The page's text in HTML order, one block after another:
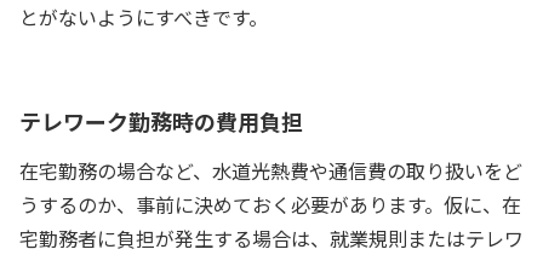
とがないようにすべきです。
テレワーク勤務時の費用負担
在宅勤務の場合など、水道光熱費や通信費の取り扱いをど
うするのか、事前に決めておく必要があります。仮に、在
宅勤務者に負担が発生する場合は、就業規則またはテレワ